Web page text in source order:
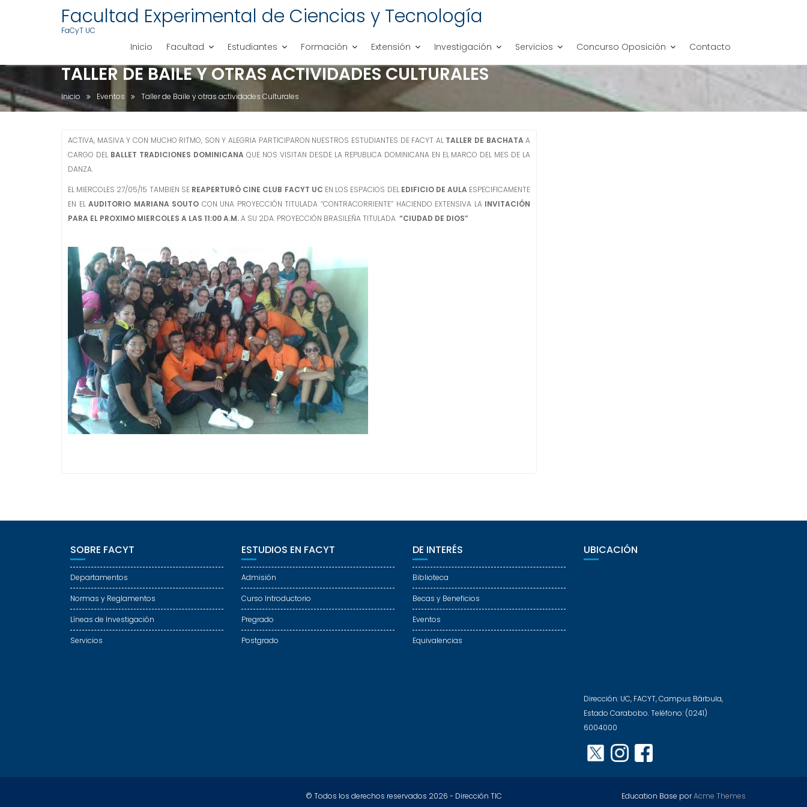
a
r
a
l
Facultad Experimental de Ciencias y Tecnología
FaCyT UC
Inicio Facultad Estudiantes Formación Extensión Investigación Servicios Concurso Oposición Contacto
TALLER DE BAILE Y OTRAS ACTIVIDADES CULTURALES
Inicio Eventos Taller de Baile y otras actividades Culturales
ACTIVA, MASIVA Y CON MUCHO RITMO, SON Y ALEGRIA PARTICIPARON NUESTROS ESTUDIANTES DE FACYT AL TALLER DE BACHATA A
CARGO DEL BALLET TRADICIONES DOMINICANA QUE NOS VISITAN DESDE LA REPUBLICA DOMINICANA EN EL MARCO DEL MES DE LA
DANZA.
EL MIERCOLES 27/05/15 TAMBIEN SE REAPERTURÓ CINE CLUB FACYT UC EN LOS ESPACIOS DEL EDIFICIO DE AULA ESPECIFICAMENTE
EN ELAUDITORIO MARIANA SOUTO CON UNA PROYECCIÓN TITULADA “CONTRACORRIENTE” HACIENDO EXTENSIVA LA INVITACIÓN
PARA EL PROXIMO MIERCOLES A LAS 11:00 A.M.A SU 2DA. PROYECCIÓN BRASILEÑA TITULADA “CIUDAD DE DIOS”
SOBRE FACYT
Departamentos
Normas y Reglamentos
Líneas de Investigación
Servicios
ESTUDIOS EN FACYT
Admisión
Curso Introductorio
Pregrado
Postgrado
DE INTERÉS
Biblioteca
Becas y Beneficios
Eventos
Equivalencias
UBICACIÓN
Dirección: UC, FACYT, Campus Bárbula,
Estado Carabobo. Teléfono: (0241)
6004000
© Todos los derechos reservados 2026 - Dirección TIC
Education Base porAcme Themes